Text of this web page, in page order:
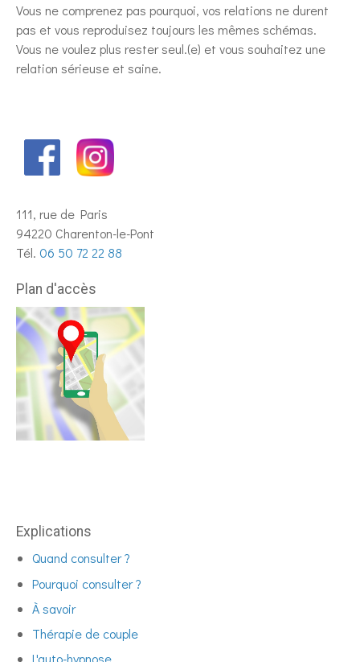
Vous ne comprenez pas pourquoi, vos relations ne durent
pas et vous reproduisez toujours les mêmes schémas.
Vous ne voulez plus rester seul.(e) et vous souhaitez une
relation sérieuse et saine.
111, rue de Paris
94220 Charenton-le-Pont
Tél. 06 50 72 22 88
Plan d'accès
Explications
Quand consulter ?
Pourquoi consulter ?
À savoir
Thérapie de couple
L'auto-hypnose